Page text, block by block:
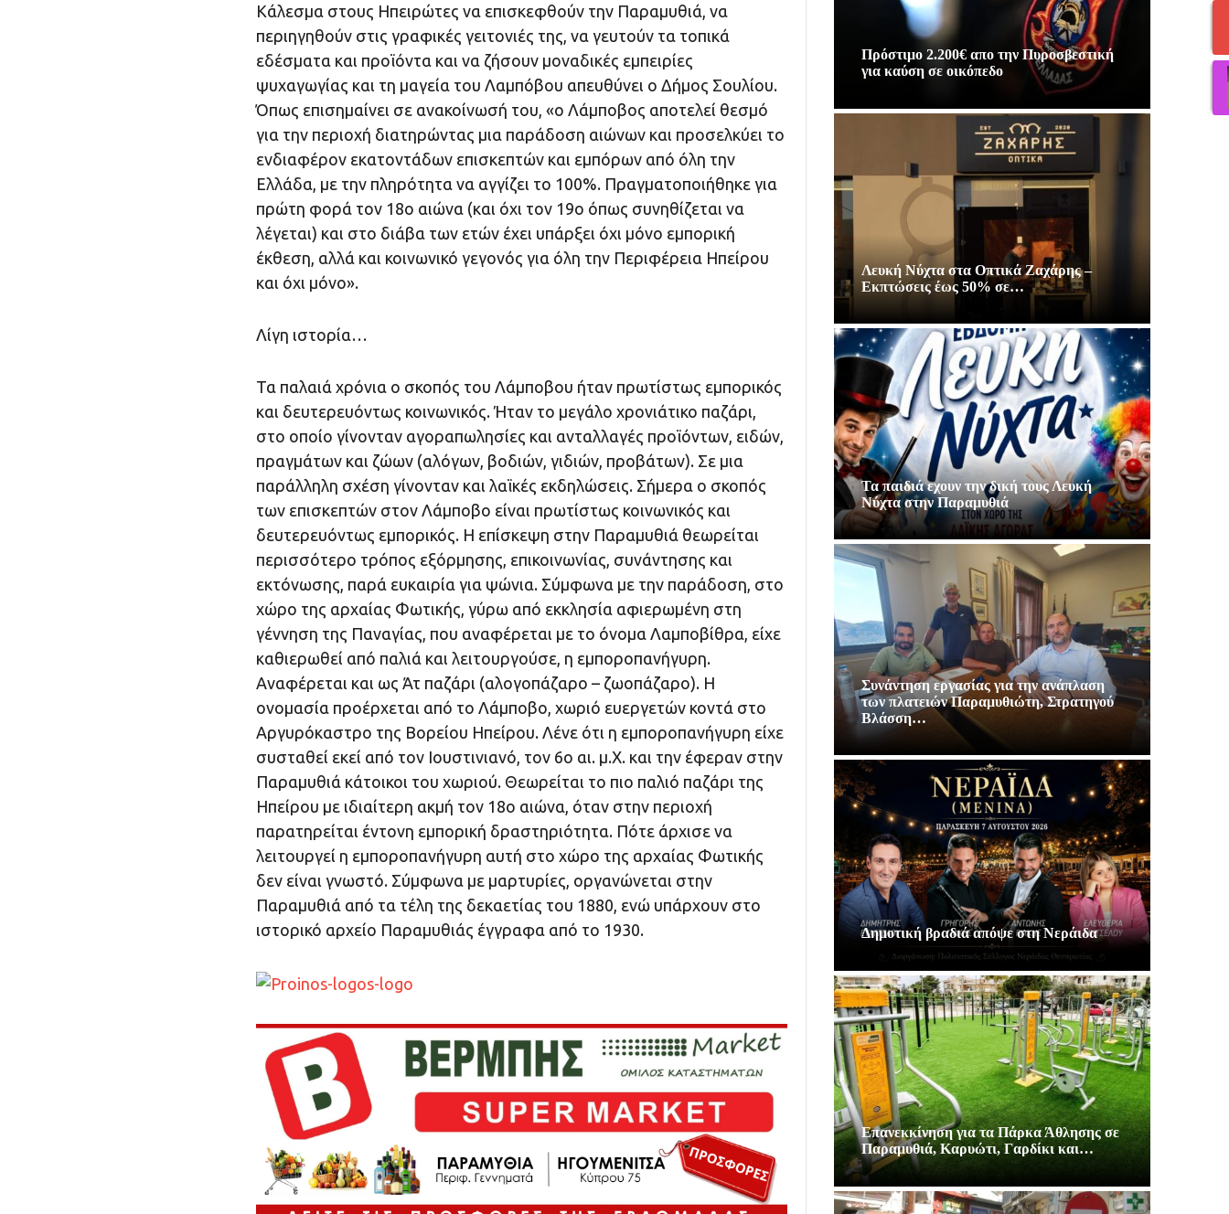
Κάλεσμα στους Ηπειρώτες να επισκεφθούν την Παραμυθιά, να
περιηγηθούν στις γραφικές γειτονιές της, να γευτούν τα τοπικά
εδέσματα και προϊόντα και να ζήσουν μοναδικές εμπειρίες
ψυχαγωγίας και τη μαγεία του Λαμπόβου απευθύνει ο Δήμος Σουλίου.
Όπως επισημαίνει σε ανακοίνωσή του, «ο Λάμποβος αποτελεί θεσμό
για την περιοχή διατηρώντας μια παράδοση αιώνων και προσελκύει το
ενδιαφέρον εκατοντάδων επισκεπτών και εμπόρων από όλη την
Ελλάδα, με την πληρότητα να αγγίζει το 100%. Πραγματοποιήθηκε για
πρώτη φορά τον 18ο αιώνα (και όχι τον 19ο όπως συνηθίζεται να
λέγεται) και στο διάβα των ετών έχει υπάρξει όχι μόνο εμπορική
έκθεση, αλλά και κοινωνικό γεγονός για όλη την Περιφέρεια Ηπείρου
και όχι μόνο».
Λίγη ιστορία…
Τα παλαιά χρόνια ο σκοπός του Λάμποβου ήταν πρωτίστως εμπορικός
και δευτερευόντως κοινωνικός. Ήταν το μεγάλο χρονιάτικο παζάρι,
στο οποίο γίνονταν αγοραπωλησίες και ανταλλαγές προϊόντων, ειδών,
πραγμάτων και ζώων (αλόγων, βοδιών, γιδιών, προβάτων). Σε μια
παράλληλη σχέση γίνονταν και λαϊκές εκδηλώσεις. Σήμερα ο σκοπός
των επισκεπτών στον Λάμποβο είναι πρωτίστως κοινωνικός και
δευτερευόντως εμπορικός. Η επίσκεψη στην Παραμυθιά θεωρείται
περισσότερο τρόπος εξόρμησης, επικοινωνίας, συνάντησης και
εκτόνωσης, παρά ευκαιρία για ψώνια. Σύμφωνα με την παράδοση, στο
χώρο της αρχαίας Φωτικής, γύρω από εκκλησία αφιερωμένη στη
γέννηση της Παναγίας, που αναφέρεται με το όνομα Λαμποβίθρα, είχε
καθιερωθεί από παλιά και λειτουργούσε, η εμποροπανήγυρη.
Αναφέρεται και ως Άτ παζάρι (αλογοπάζαρο – ζωοπάζαρο). Η
ονομασία προέρχεται από το Λάμποβο, χωριό ευεργετών κοντά στο
Αργυρόκαστρο της Βορείου Ηπείρου. Λένε ότι η εμποροπανήγυρη είχε
συσταθεί εκεί από τον Ιουστινιανό, τον 6ο αι. μ.Χ. και την έφεραν στην
Παραμυθιά κάτοικοι του χωριού. Θεωρείται το πιο παλιό παζάρι της
Ηπείρου με ιδιαίτερη ακμή τον 18ο αιώνα, όταν στην περιοχή
παρατηρείται έντονη εμπορική δραστηριότητα. Πότε άρχισε να
λειτουργεί η εμποροπανήγυρη αυτή στο χώρο της αρχαίας Φωτικής
δεν είναι γνωστό. Σύμφωνα με μαρτυρίες, οργανώνεται στην
Παραμυθιά από τα τέλη της δεκαετίας του 1880, ενώ υπάρχουν στο
ιστορικό αρχείο Παραμυθιάς έγγραφα από το 1930.
Πρόστιμο 2.200€ απο την Πυροσβεστική
για καύση σε οικόπεδο
Λευκή Νύχτα στα Οπτικά Ζαχάρης –
Εκπτώσεις έως 50% σε…
Τα παιδιά εχουν την δική τους Λευκή
Νύχτα στην Παραμυθιά
Συνάντηση εργασίας για την ανάπλαση
των πλατειών Παραμυθιώτη, Στρατηγού
Βλάσση…
Δημοτική βραδιά απόψε στη Νεράιδα
Επανεκκίνηση για τα Πάρκα Άθλησης σε
Παραμυθιά, Καρυώτι, Γαρδίκι και…